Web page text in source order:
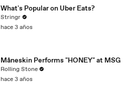
What's Popular on Uber Eats?
Stringr
hace 3 años
Måneskin Performs "HONEY" at MSG
Rolling Stone
hace 3 años